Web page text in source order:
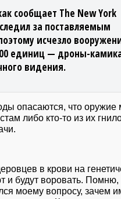
сообщает The New York
за поставляемым
исчезло
единиц — дроны-
видения.
опасаются, что оружие
либо кто-то из их
в крови на
и будут воровать. Помню,
моему вопросу, зачем